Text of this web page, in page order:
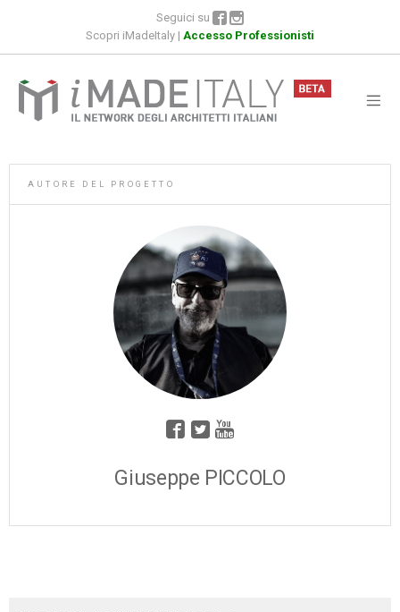
Seguici su
Scopri iMadeItaly | Accesso Professionisti
AUTORE DEL PROGETTO
Giuseppe PICCOLO